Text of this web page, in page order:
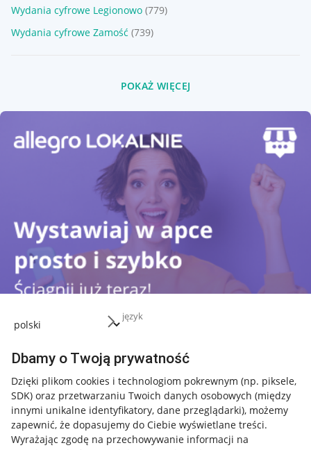
język
Dbamy o Twoją prywatność
Dzięki plikom cookies i technologiom pokrewnym (np. piksele,
SDK) oraz przetwarzaniu Twoich danych osobowych (między
innymi unikalne identyfikatory, dane przeglądarki), możemy
zapewnić, że dopasujemy do Ciebie wyświetlane treści.
Wyrażając zgodę na przechowywanie informacji na
Wydania cyfrowe Legionowo (779)
Wydania cyfrowe Zamość (739)
POKAŻ WIĘCEJ
Przydatne informacje
Jak to działa